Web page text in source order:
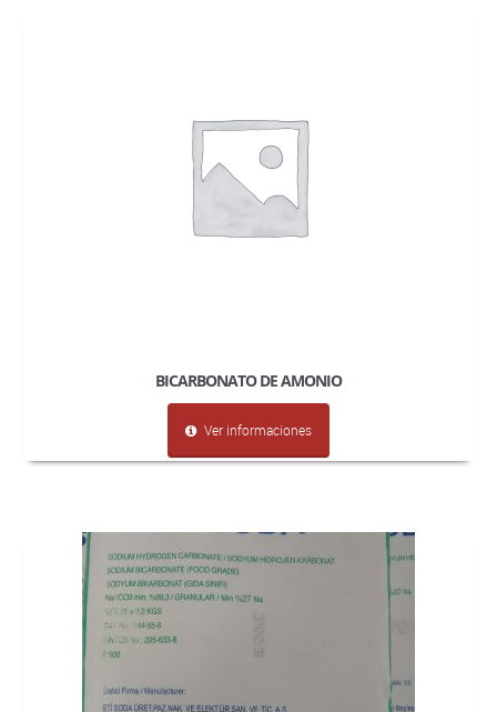
BICARBONATO DE AMONIO
Ver informaciones